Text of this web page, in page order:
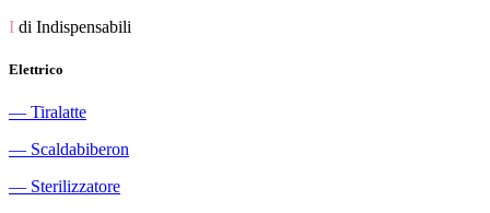
I di Indispensabili
Elettrico
― Tiralatte
― Scaldabiberon
― Sterilizzatore